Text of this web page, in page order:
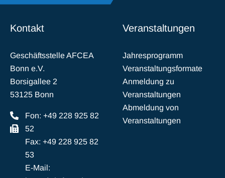
Kontakt
Geschäftsstelle AFCEA
Bonn e.V.
Borsigallee 2
53125 Bonn
Fon: +49 228 925 82
52
Fax: +49 228 925 82
53
E-Mail:
Veranstaltungen
Jahresprogramm
Veranstaltungsformate
Anmeldung zu
Veranstaltungen
Abmeldung von
Veranstaltungen